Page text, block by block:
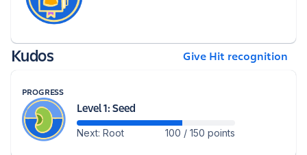
Kudos Give Hit recognition
PROGRESS
Level 1: Seed
Next: Root 100 / 150 points